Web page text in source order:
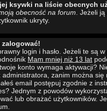
ksywki na liście obecnych
obecność na forum . Jeżeli ją
ukryty.
zalogować!
login i hasło. Jeżeli te są
Mam mniej niż 13 lat
konto wymaga aktywacji?
zanim można
email postępuj zgodnie z
Jednym z powodów
lub obrażać użytkowników.